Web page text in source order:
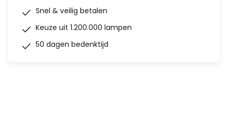
Snel & veilig betalen
Keuze uit 1.200.000 lampen
50 dagen bedenktijd